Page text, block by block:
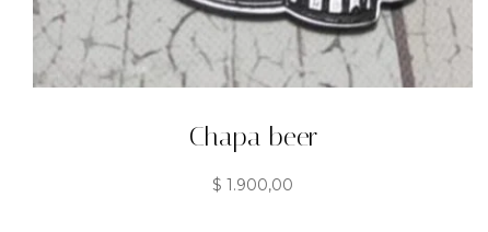
Chapa beer
$ 1.900,00